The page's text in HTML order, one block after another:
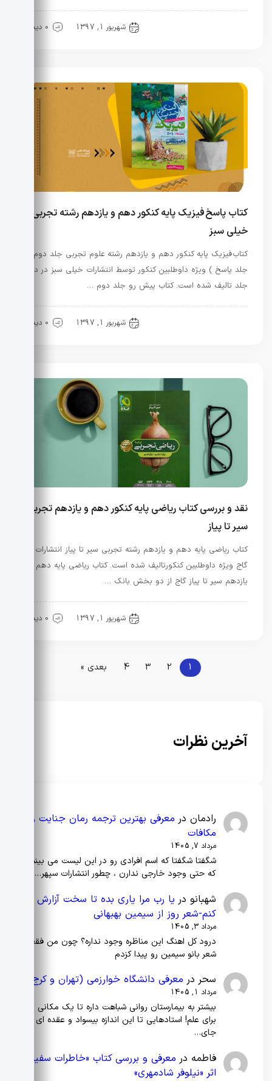
شهریور 1, 1397 0 دیدگاه
کتاب پاسخ فیزیک پایه کنکور دهم و یازدهم رشته تجربی
خیلی سبز
کتاب فیزیک پایه کنکور دهم و یازدهم رشته علوم تجربی جلد دوم (
جلد پاسخ ) ویژه داوطلبین کنکور توسط انتشارات خیلی سبز در دو
جلد تالیف شده است. کتاب پیش رو جلد دوم …
شهریور 1, 1397 0 دیدگاه
نقد و بررسی کتاب ریاضی پایه کنکور دهم و یازدهم تجربی
سیر تا پیاز
کتاب ریاضی پایه دهم و یازدهم رشته تجربی سیر تا پیاز انتشارات
گاج ویژه داوطلبین کنکورتالیف شده است. کتاب ریاضی پایه دهم و
یازدهم سیر تا پیاز گاج از دو بخش بانک …
شهریور 1, 1397 0 دیدگاه
1
2
3
4 بعدی »
آخرین نظرات
رادمان در معرفی بهترین ترجمه‌ رمان جنایت و
مکافات
مرداد 7, 1405
شگفتا شگفتا که اسم افرادی رو در این لیست می بینم
که حتی وجود خارجی ندارن ، چطور انتشارات سپهر…
شهبانو در یا رب مرا یاری بده تا سخت آزارش
کنم-شعر روز از سیمین بهبهانی
مرداد 3, 1405
درود کل اهنگ این مناظره وجود نداره؟ چون من فقط
شعر بانو سیمین رو پیدا کزدم
سحر در معرفی دانشگاه خوارزمی (تهران و کرج)
مرداد 1, 1405
بیشتر به بیمارستان روانی شباهت داره تا یک مکانی
برای علم! استادهایی تا این اندازه بیسواد و عقده ای
جای…
فاطمه در معرفی و بررسی کتاب «خاطرات سفیر»
اثر «نیلوفر شادمهری»